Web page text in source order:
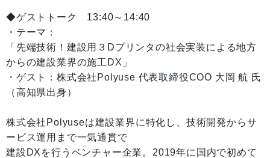
◆ゲストトーク 13:40～14:40
・テーマ：
「先端技術！建設用３Dプリンタの社会実装による地方
からの建設業界の施工DX」
・ゲスト：株式会社Polyuse 代表取締役COO 大岡 航 氏
（高知県出身）
株式会社Polyuseは建設業界に特化し、技術開発からサ
ービス運用まで一気通貫で
建設DXを行うベンチャー企業。2019年に国内で初めて